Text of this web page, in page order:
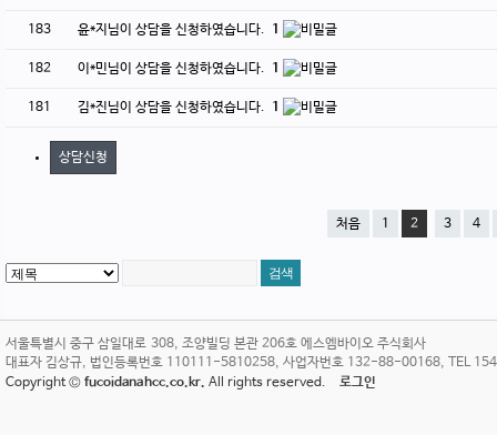
183 윤*지님이 상담을 신청하였습니다. 1
182 이*민님이 상담을 신청하였습니다. 1
181 김*진님이 상담을 신청하였습니다. 1
상담신청
처음 1 2 3 4
서울특별시 중구 삼일대로 308, 조양빌딩 본관 206호 에스엠바이오 주식회사
대표자 김상규, 법인등록번호 110111-5810258, 사업자번호 132-88-00168, TEL
Copyright © fucoidanahcc.co.kr. All rights reserved. 로그인